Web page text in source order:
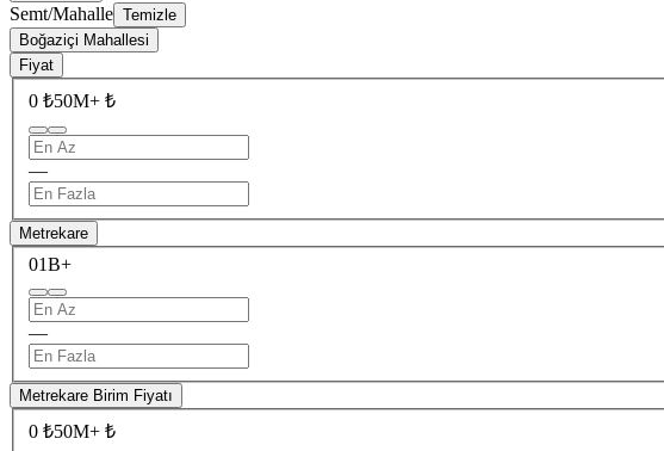
Semt/Mahalle Temizle
Boğaziçi Mahallesi
Fiyat
0 ₺50M+ ₺
—
Metrekare
01B+
—
Metrekare Birim Fiyatı
0 ₺50M+ ₺